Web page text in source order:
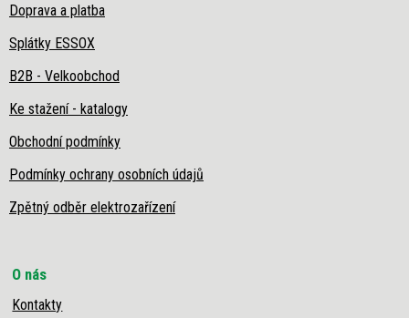
Doprava a platba
Splátky ESSOX
B2B - Velkoobchod
Ke stažení - katalogy
Obchodní podmínky
Podmínky ochrany osobních údajů
Zpětný odběr elektrozařízení
O nás
Kontakty